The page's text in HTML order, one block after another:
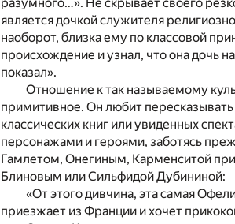
является дочкой служителя
наоборот, близка ему по классовой
происхождение и узнал, что она дочь
показал».
Отношение к так называемому
примитивное. Он любит
классических книг или увиденных
персонажами и героями, заботясь
Гамлетом, Онегиным, Карменситой
Блиновым или Сильфидой Дубининой:
«От этого дивчина, эта самая
приезжает из Франции и хочет